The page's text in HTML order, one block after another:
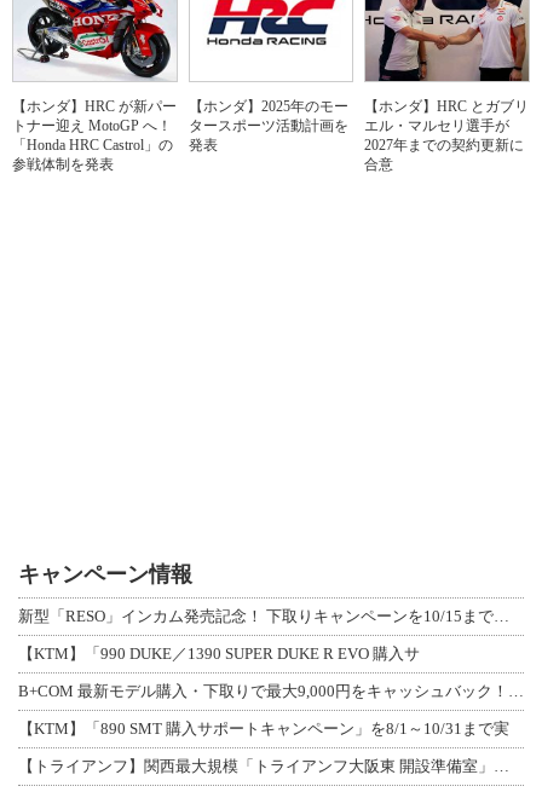
【ホンダ】HRC が新パー
トナー迎え MotoGP へ！
「Honda HRC Castrol」の
参戦体制を発表
【ホンダ】2025年のモー
タースポーツ活動計画を
発表
【ホンダ】HRC とガブリ
エル・マルセリ選手が
2027年までの契約更新に
合意
キャンペーン情報
【KTM】「990 DUKE／1390 SUPER DUKE R EVO 購入サ
【KTM】「890 SMT 購入サポートキャンペーン」を8/1～10/31まで実